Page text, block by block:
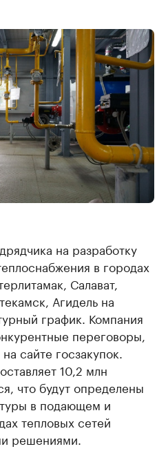
на разработку
в городах
Салават,
Агидель на
график. Компания
переговоры,
сайте госзакупок.
10,2 млн
что будут определены
в подающем и
тепловых сетей
решениями.